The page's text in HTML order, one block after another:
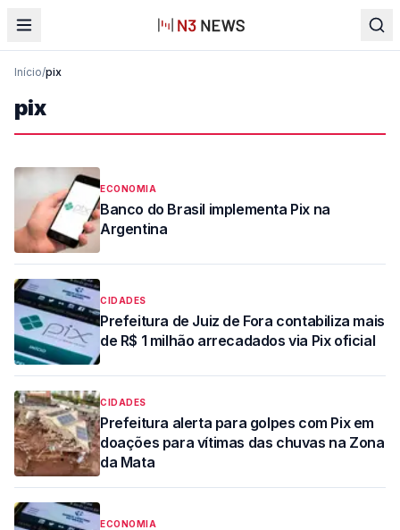
Início/pix
pix
ECONOMIA
Banco do Brasil implementa Pix na
Argentina
CIDADES
Prefeitura de Juiz de Fora contabiliza mais
de R$ 1 milhão arrecadados via Pix oficial
CIDADES
Prefeitura alerta para golpes com Pix em
doações para vítimas das chuvas na Zona
da Mata
ECONOMIA